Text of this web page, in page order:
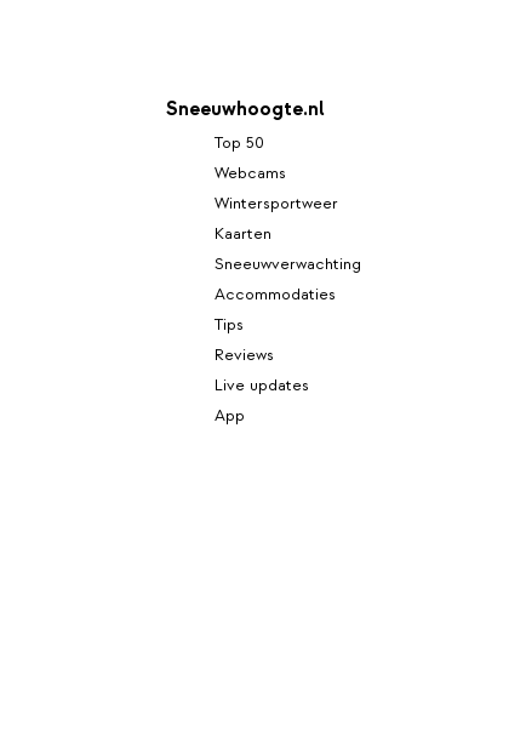
Sneeuwhoogte.nl
Top 50
Webcams
Wintersportweer
Kaarten
Sneeuwverwachting
Accommodaties
Tips
Reviews
Live updates
App